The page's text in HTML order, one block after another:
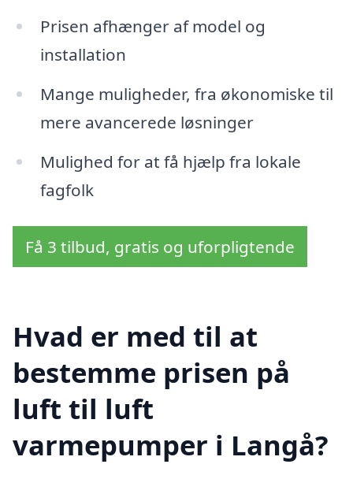
Prisen afhænger af model og
installation
Mange muligheder, fra økonomiske til
mere avancerede løsninger
Mulighed for at få hjælp fra lokale
fagfolk
Få 3 tilbud, gratis og uforpligtende
Hvad er med til at
bestemme prisen på
luft til luft
varmepumper i Langå?